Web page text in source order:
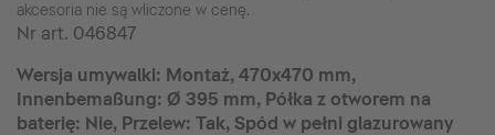
akcesoria nie są wliczone w cenę.
Nr art. 046847
Wersja umywalki: Montaż, 470x470 mm,
Innenbemaßung: Ø 395 mm, Półka z otworem na
baterię: Nie, Przelew: Tak, Spód w pełni glazurowany